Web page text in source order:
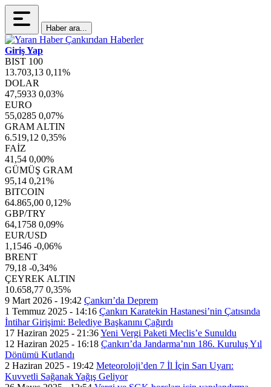
Haber ara...
Giriş Yap
BIST 100
13.703,13 0,11%
DOLAR
47,5933 0,03%
EURO
55,0285 0,07%
GRAM ALTIN
6.519,12 0,35%
FAİZ
41,54 0,00%
GÜMÜŞ GRAM
95,14 0,21%
BITCOIN
64.865,00 0,12%
GBP/TRY
64,1758 0,09%
EUR/USD
1,1546 -0,06%
BRENT
79,18 -0,34%
ÇEYREK ALTIN
10.658,77 0,35%
9 Mart 2026 - 19:42 Çankırı’da Deprem
1 Temmuz 2025 - 14:16 Çankırı Karatekin Hastanesi’nin Çatısında
İntihar Girişimi: Belediye Başkanını Çağırdı
17 Haziran 2025 - 21:36Yeni Vergi Paketi Meclis’e Sunuldu
12 Haziran 2025 - 16:18 Çankırı’da Jandarma’nın 186. Kuruluş Yıl
Dönümü Kutlandı
2 Haziran 2025 - 19:42 Meteoroloji’den 7 İl İçin Sarı Uyarı:
Kuvvetli Sağanak Yağış Geliyor